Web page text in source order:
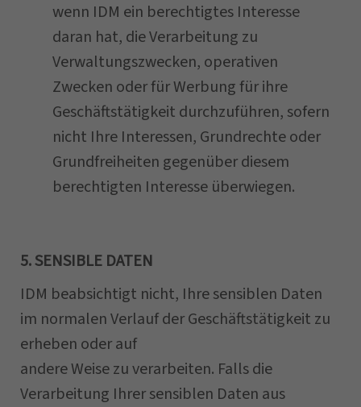
wenn IDM ein berechtigtes Interesse
daran hat, die Verarbeitung zu
Verwaltungszwecken, operativen
Zwecken oder für Werbung für ihre
Geschäftstätigkeit durchzuführen, sofern
nicht Ihre Interessen, Grundrechte oder
Grundfreiheiten gegenüber diesem
berechtigten Interesse überwiegen.
5. SENSIBLE DATEN
IDM beabsichtigt nicht, Ihre sensiblen Daten
im normalen Verlauf der Geschäftstätigkeit zu
erheben oder auf
andere Weise zu verarbeiten. Falls die
Verarbeitung Ihrer sensiblen Daten aus